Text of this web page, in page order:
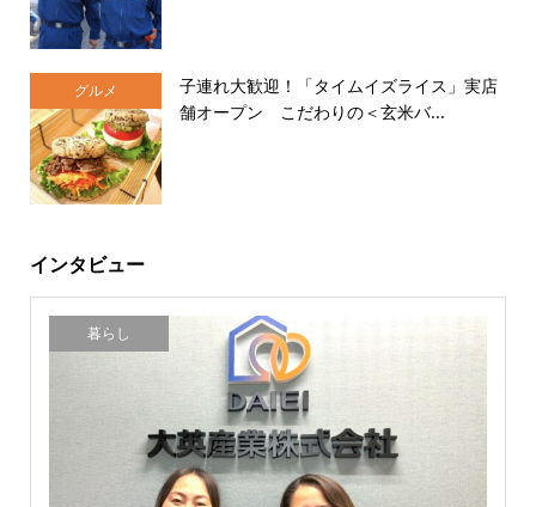
グルメ
子連れ大歓迎！「タイムイズライス」実店
舗オープン こだわりの＜玄米バ...
インタビュー
暮らし